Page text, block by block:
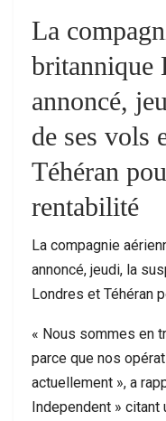
La
britannique
annoncé,
de ses vols
Téhéran
rentabilité
La compagnie
annoncé, jeudi, la
Londres et Téhéran
« Nous sommes en
parce que nos
actuellement », a
Independent » citant